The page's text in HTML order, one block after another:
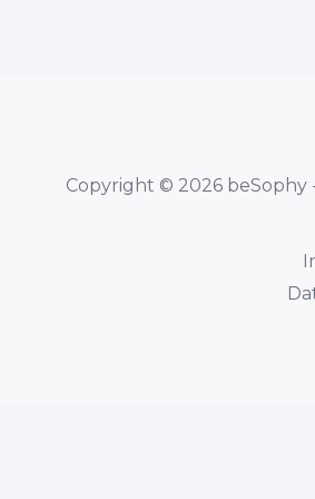
Copyright © 2026 beSophy